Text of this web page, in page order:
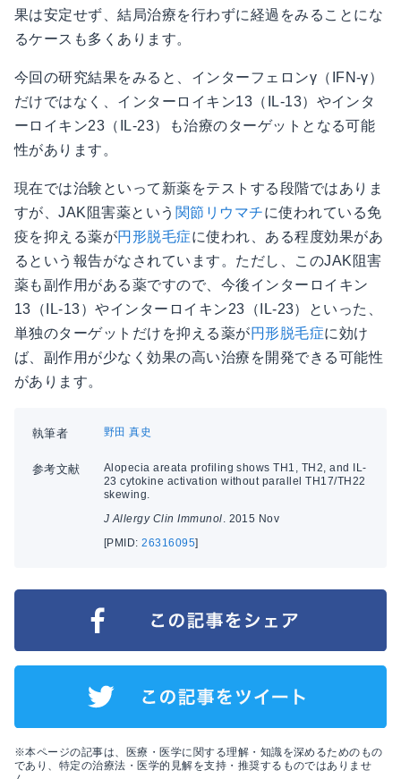
果は安定せず、結局治療を行わずに経過をみることにな
るケースも多くあります。
今回の研究結果をみると、インターフェロンγ（IFN-γ）
だけではなく、インターロイキン13（IL-13）やインタ
ーロイキン23（IL-23）も治療のターゲットとなる可能
性があります。
現在では治験といって新薬をテストする段階ではありま
すが、JAK阻害薬という 関節リウマチに使われている免
疫を抑える薬が円形脱毛症に使われ、ある程度効果があ
るという報告がなされています。ただし、このJAK阻害
薬も副作用がある薬ですので、今後インターロイキン
13（IL-13）やインターロイキン23（IL-23）といった、
単独のターゲットだけを抑える薬が円形脱毛症に効け
ば、副作用が少なく効果の高い治療を開発できる可能性
があります。
執筆者 野田 真史
参考文献
Alopecia areata profiling shows TH1, TH2, and IL-
23 cytokine activation without parallel TH17/TH22
skewing.
J Allergy Clin Immunol . 2015 Nov
[PMID:26316095]
※本ページの記事は、医療・医学に関する理解・知識を深めるためのもの
であり、特定の治療法・医学的見解を支持・推奨するものではありませ